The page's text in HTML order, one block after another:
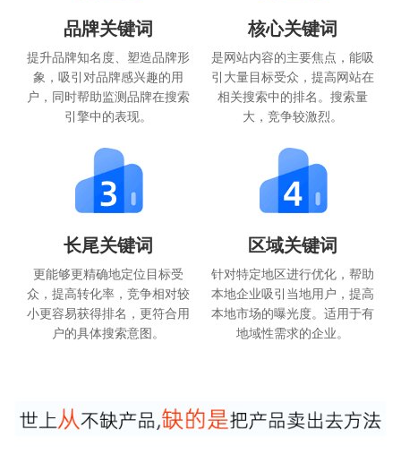
品牌关键词
提升品牌知名度、塑造品牌形
象，吸引对品牌感兴趣的用
户，同时帮助监测品牌在搜索
引擎中的表现。
核心关键词
是网站内容的主要焦点，能吸
引大量目标受众，提高网站在
相关搜索中的排名。搜索量
大，竞争较激烈。
长尾关键词
更能够更精确地定位目标受
众，提高转化率，竞争相对较
小更容易获得排名，更符合用
户的具体搜索意图。
区域关键词
针对特定地区进行优化，帮助
本地企业吸引当地用户，提高
本地市场的曝光度。适用于有
地域性需求的企业。